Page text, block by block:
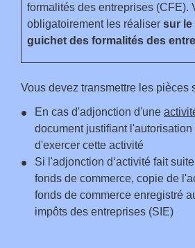
formalités des entreprises (CFE).
obligatoirement les réaliser sur le
guichet des formalités des
Vous devez transmettre les pièces
En cas d'adjonction d'une
document justifiant
d'exercer cette activité
Si l'adjonction d‘activité fait
fonds de commerce, copie de
fonds de commerce enregistré
impôts des entreprises (SIE)